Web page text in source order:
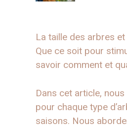
La taille des arbres
Que ce soit pour
savoir comment et
Dans cet article,
pour chaque type
saisons. Nous